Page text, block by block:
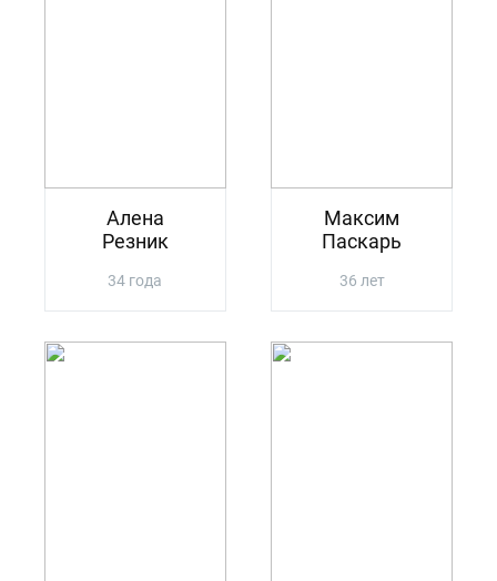
Алена
Резник
34 года
Максим
Паскарь
36 лет